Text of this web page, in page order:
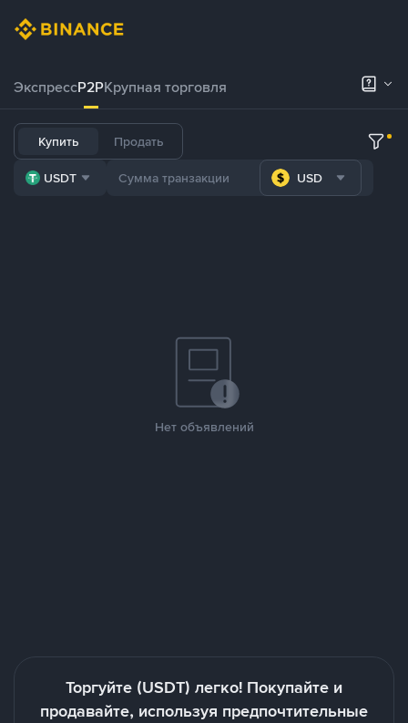
ЭкспрессP2PКрупная торговля
Купить Продать
USDT USD
Нет объявлений
Торгуйте (USDT) легко! Покупайте и
продавайте, используя предпочтительные